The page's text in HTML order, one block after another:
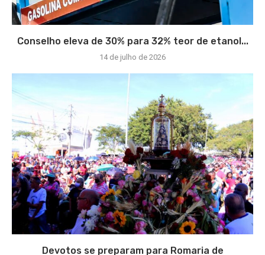
Conselho eleva de 30% para 32% teor de etanol...
14 de julho de 2026
Devotos se preparam para Romaria de